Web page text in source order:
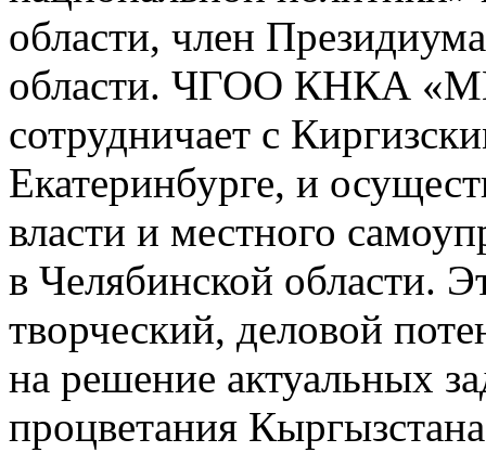
области, член
области. ЧГОО КНКА
сотрудничает с
Екатеринбурге, и
власти и местного
в Челябинской области.
творческий, деловой
на решение актуальных
процветания